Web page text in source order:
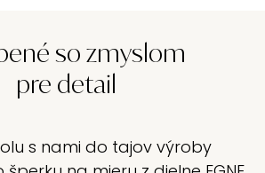
so zmyslom
pre detail
s nami do tajov výroby